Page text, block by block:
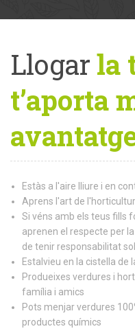
Llogarla
t’aporta
Estàs a l'aire lliure i en
Aprens l'art de
Si véns amb els teus fills
aprenen el respecte per
de tenir responsabilitat
Estalvieu en la cistella de
Produeixes verdures i
família i amics
Pots menjar verdures
productes químics